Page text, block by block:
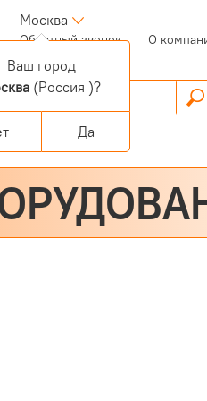
Москва
Обратный звонок(current)
О
Ваш город
(Россия )?
Да